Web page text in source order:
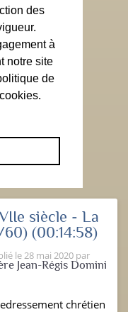
des
à
notre site
de
siècle - La
60) (00:14:58)
le28 mai 2020 par
Jean-Régis Domini
chrétien